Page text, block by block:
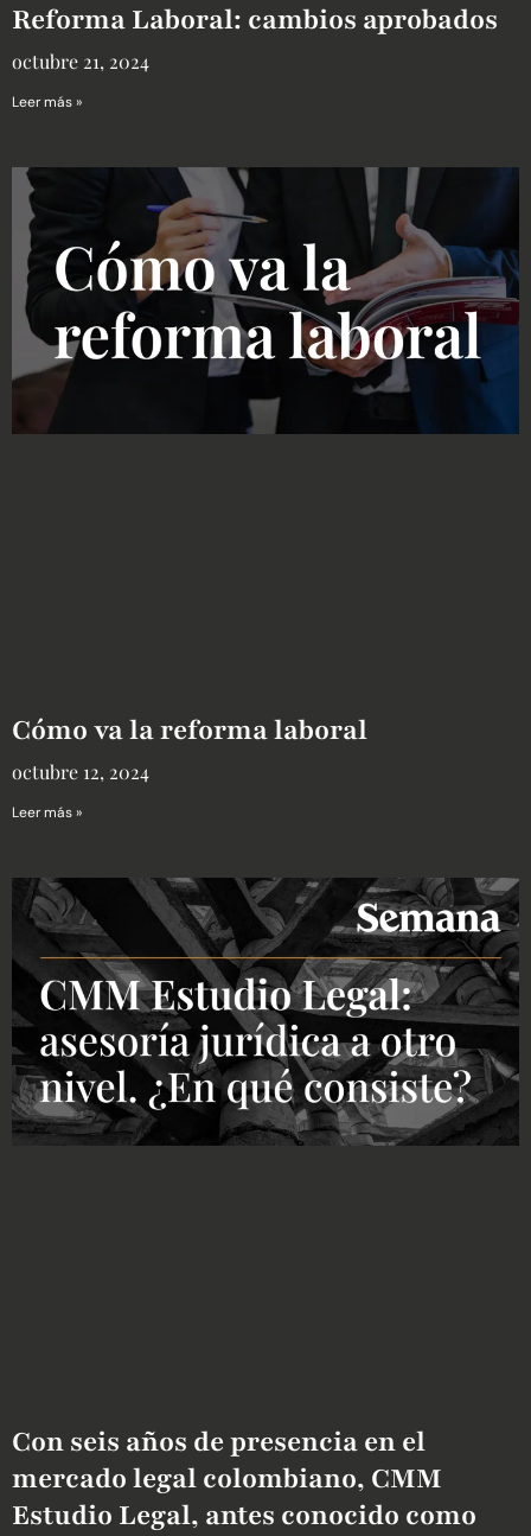
Reforma Laboral: cambios aprobados
octubre 21, 2024
Leer más »
Cómo va la reforma laboral
octubre 12, 2024
Leer más »
Con seis años de presencia en el
mercado legal colombiano, CMM
Estudio Legal, antes conocido como